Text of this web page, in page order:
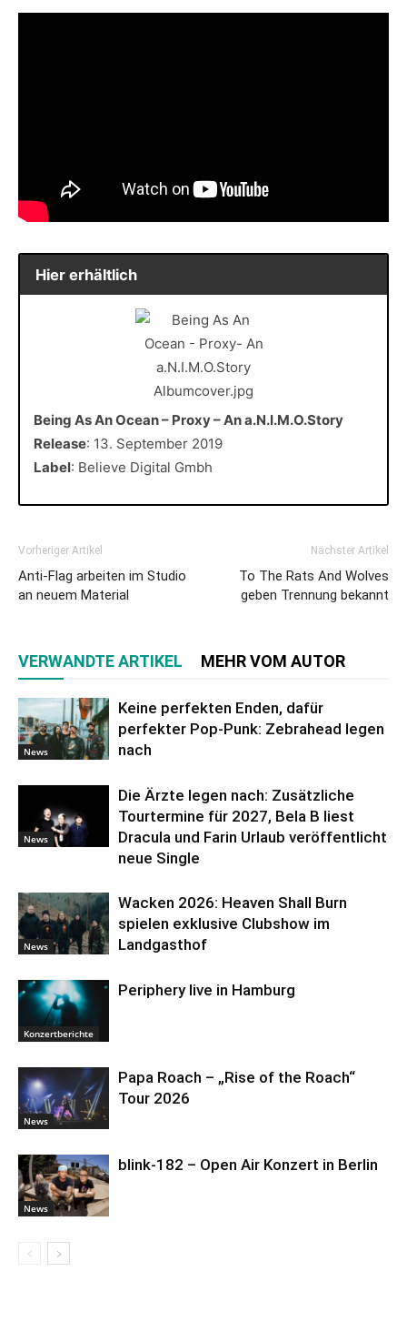
Hier erhältlich
Being As An Ocean – Proxy – An a.N.I.M.O.Story
Release: 13. September 2019
Label: Believe Digital Gmbh
Vorheriger Artikel
Anti-Flag arbeiten im Studio
an neuem Material
Nächster Artikel
To The Rats And Wolves
geben Trennung bekannt
VERWANDTE ARTIKEL MEHR VOM AUTOR
News
Keine perfekten Enden, dafür
perfekter Pop-Punk: Zebrahead legen
nach
News
Die Ärzte legen nach: Zusätzliche
Tourtermine für 2027, Bela B liest
Dracula und Farin Urlaub veröffentlicht
neue Single
News
Wacken 2026: Heaven Shall Burn
spielen exklusive Clubshow im
Landgasthof
Konzertberichte
Periphery live in Hamburg
News
Papa Roach – „Rise of the Roach“
Tour 2026
News
blink-182 – Open Air Konzert in Berlin